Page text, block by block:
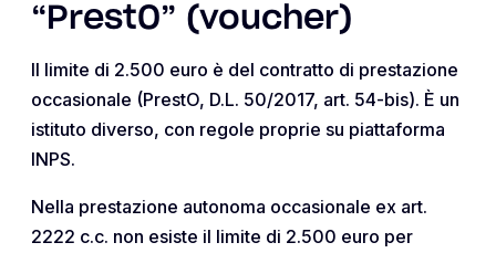
“PrestO” (voucher)
Il limite di 2.500 euro è del contratto di prestazione
occasionale (PrestO, D.L. 50/2017, art. 54-bis). È un
istituto diverso, con regole proprie su piattaforma
INPS.
Nella prestazione autonoma occasionale ex art.
2222 c.c. non esiste il limite di 2.500 euro per